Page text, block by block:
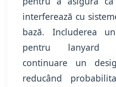
interferează cu
bază. Includerea
pentru lanyard
continuare un
reducând